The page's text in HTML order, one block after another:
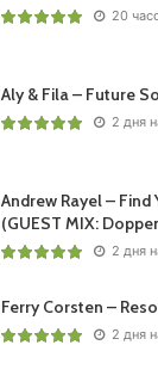
20
Aly & Fila – Future
2 дня
Andrew Rayel –
(GUEST MIX:
2 дня
Ferry Corsten –
2 дня